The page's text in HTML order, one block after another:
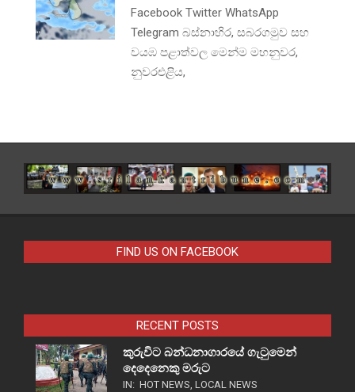
Facebook Twitter WhatsApp
Telegram බස්නාහිර, සබරගමුව සහ
වයඹ පළාත්වල මෙන්ම මහනුවර,
නුවරඑළිය,
FIND US ON FACEBOOK
RECENT POSTS
කුරුවිට බන්ධනාගාරයේ ගැටුමෙන්
දෙදෙනෙකු මරුට
IN: HOT NEWS LOCAL NEWS